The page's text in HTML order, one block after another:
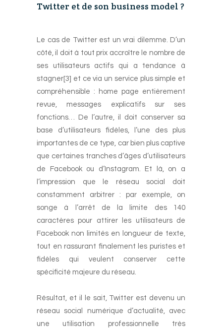
Twitter et de son business model ?
Le cas de Twitter est un vrai dilemme. D’un
côté, il doit à tout prix accroître le nombre de
ses utilisateurs actifs qui a tendance à
stagner[3] et ce via un service plus simple et
compréhensible : home page entièrement
revue, messages explicatifs sur ses
fonctions… De l’autre, il doit conserver sa
base d’utilisateurs fidèles, l’une des plus
importantes de ce type, car bien plus captive
que certaines tranches d’âges d’utilisateurs
de Facebook ou d’Instagram. Et là, on a
l’impression que le réseau social doit
constamment arbitrer : par exemple, on
songe à l’arrêt de la limite des 140
caractères pour attirer les utilisateurs de
Facebook non limités en longueur de texte,
tout en rassurant finalement les puristes et
fidèles qui veulent conserver cette
spécificité majeure du réseau.
Résultat, et il le sait, Twitter est devenu un
réseau social numérique d’actualité, avec
une utilisation professionnelle très